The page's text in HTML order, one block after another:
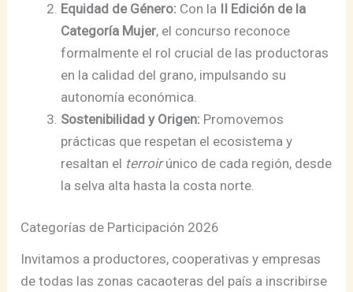
Equidad de Género: Con la II Edición de la
Categoría Mujer, el concurso reconoce
formalmente el rol crucial de las productoras
en la calidad del grano, impulsando su
autonomía económica.
Sostenibilidad y Origen: Promovemos
prácticas que respetan el ecosistema y
resaltan el terroirúnico de cada región, desde
la selva alta hasta la costa norte.
Categorías de Participación 2026
Invitamos a productores, cooperativas y empresas
de todas las zonas cacaoteras del país a inscribirse